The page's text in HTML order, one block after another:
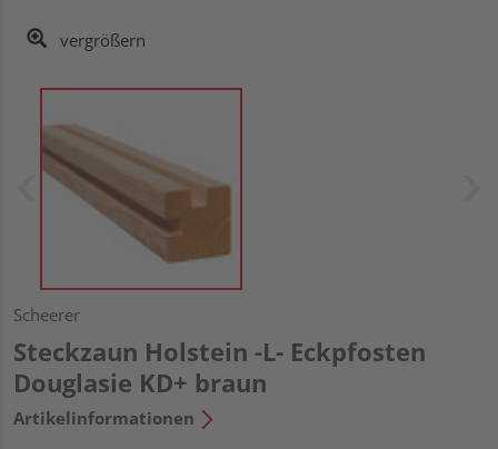
vergrößern
Scheerer
Steckzaun Holstein -L- Eckpfosten
Douglasie KD+ braun
Artikelinformationen